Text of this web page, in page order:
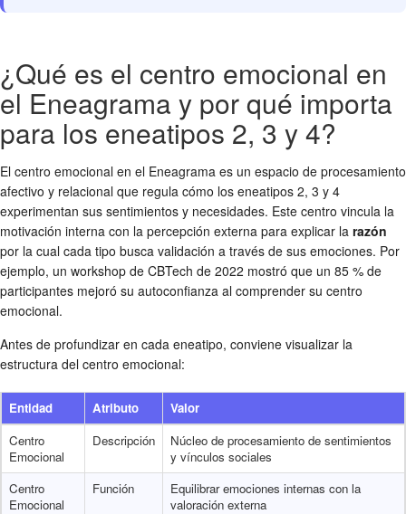
¿Qué es el centro emocional en
el Eneagrama y por qué importa
para los eneatipos 2, 3 y 4?
El centro emocional en el Eneagrama es un espacio de procesamiento
afectivo y relacional que regula cómo los eneatipos 2, 3 y 4
experimentan sus sentimientos y necesidades. Este centro vincula la
motivación interna con la percepción externa para explicar la razón
por la cual cada tipo busca validación a través de sus emociones. Por
ejemplo, un workshop de CBTech de 2022 mostró que un 85 % de
participantes mejoró su autoconfianza al comprender su centro
emocional.
Antes de profundizar en cada eneatipo, conviene visualizar la
estructura del centro emocional:
Entidad Atributo
Valor
Centro
Emocional
Descripción
Núcleo de procesamiento de sentimientos
y vínculos sociales
Centro
Emocional
Función
Equilibrar emociones internas con la
valoración externa